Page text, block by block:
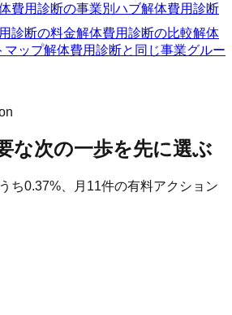
費用診断の事業別ハブ解体費用診断
診断の料金解体費用診断の比較解体
マップ解体費用診断と同じ事業グルー
な次の一歩を先に選ぶ
ち0.37%、月 11件の有料アクション